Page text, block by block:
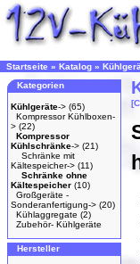
Startseite » Katalog »
Kategorien
Kühlgeräte-> (65)
Kompressor Kühlboxen-
> (22)
Kompressor
Kühlschränke-> (21)
Schränke mit
Kältespeicher-> (11)
Schränke ohne
Kältespeicher (10)
Großgeräte -
Sonderanfertigung-> (20)
Kühlaggregate (2)
Zubehör- Kühlgeräte
Hersteller